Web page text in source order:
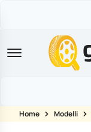
Home Modelli